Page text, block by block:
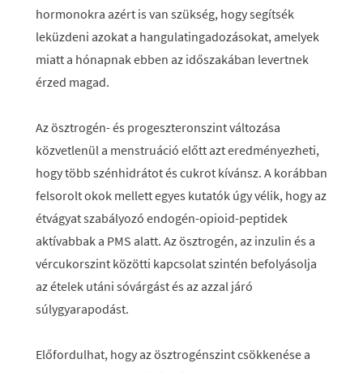
hormonokra azért is van szükség, hogy segítsék
leküzdeni azokat a hangulatingadozásokat, amelyek
miatt a hónapnak ebben az időszakában levertnek
érzed magad.
Az ösztrogén- és progeszteronszint változása
közvetlenül a menstruáció előtt azt eredményezheti,
hogy több szénhidrátot és cukrot kívánsz. A korábban
felsorolt okok mellett egyes kutatók úgy vélik, hogy az
étvágyat szabályozó endogén-opioid-peptidek
aktívabbak a PMS alatt. Az ösztrogén, az inzulin és a
vércukorszint közötti kapcsolat szintén befolyásolja
az ételek utáni sóvárgást és az azzal járó
súlygyarapodást.
Előfordulhat, hogy az ösztrogénszint csökkenése a